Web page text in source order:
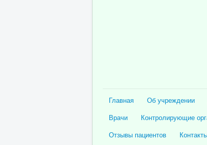
Главная Об учреждении
Врачи
Контролирующие
Отзывы пациентов